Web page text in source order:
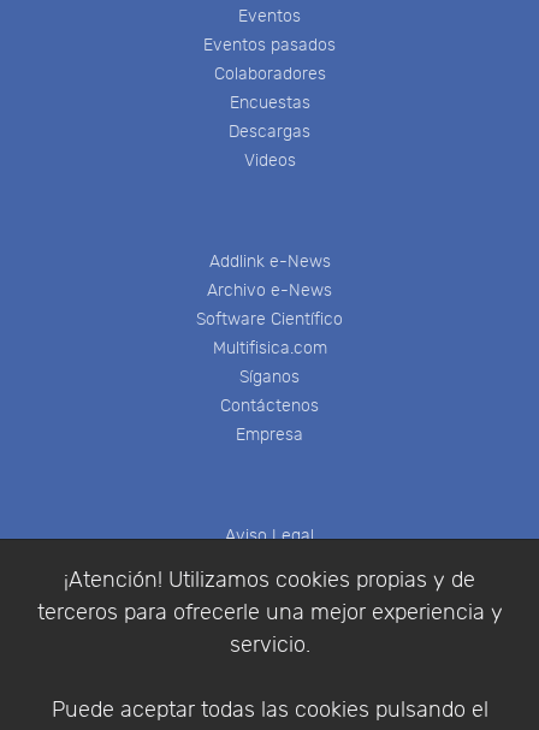
¡Atención! Utilizamos cookies propias y de
terceros para ofrecerle una mejor experiencia y
servicio.
Puede aceptar todas las cookies pulsando el
Eventos
Eventos pasados
Colaboradores
Encuestas
Descargas
Videos
Addlink e-News
Archivo e-News
Software Científico
Multifisica.com
Síganos
Contáctenos
Empresa
Aviso Legal
Política de Privacidad
Condiciones de compra
Identificarse